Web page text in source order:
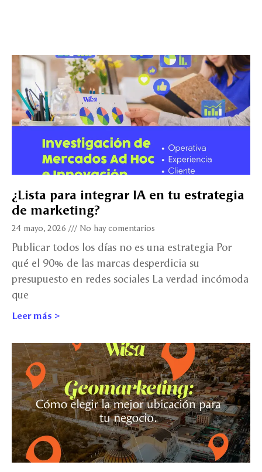
¿Lista para integrar IA en tu estrategia
de marketing?
24 mayo, 2026 No hay comentarios
Publicar todos los días no es una estrategia Por
qué el 90% de las marcas desperdicia su
presupuesto en redes sociales La verdad incómoda
que
Leer más >